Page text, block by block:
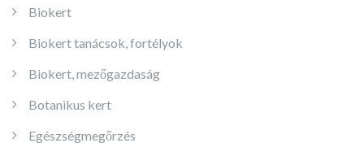
Biokert
Biokert tanácsok, fortélyok
Biokert, mezőgazdaság
Botanikus kert
Egészségmegőrzés